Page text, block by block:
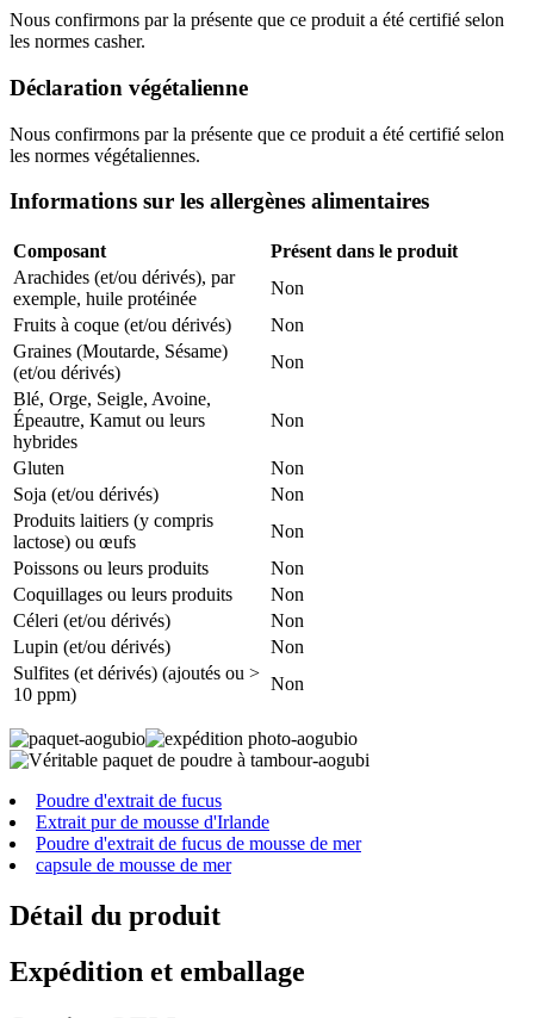
Nous confirmons par la présente que ce produit a été certifié selon
les normes casher.
Déclaration végétalienne
Nous confirmons par la présente que ce produit a été certifié selon
les normes végétaliennes.
Informations sur les allergènes alimentaires
Composant
Présent dans le produit
Arachides (et/ou dérivés), par
exemple, huile protéinée
Non
Fruits à coque (et/ou dérivés)
Non
Graines (Moutarde, Sésame)
(et/ou dérivés)
Non
Blé, Orge, Seigle, Avoine,
Épeautre, Kamut ou leurs
hybrides
Non
Gluten
Non
Soja (et/ou dérivés)
Non
Produits laitiers (y compris
lactose) ou œufs
Non
Poissons ou leurs produits
Non
Coquillages ou leurs produits
Non
Céleri (et/ou dérivés)
Non
Lupin (et/ou dérivés)
Non
Sulfites (et dérivés) (ajoutés ou >
10 ppm)
Non
Poudre d'extrait de fucus
Extrait pur de mousse d'Irlande
Poudre d'extrait de fucus de mousse de mer
capsule de mousse de mer
Détail du produit
Expédition et emballage